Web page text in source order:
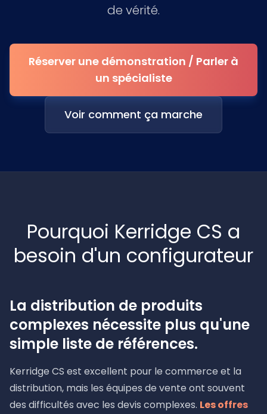
de vérité.
Réserver une démonstration / Parler à
un spécialiste
Voir comment ça marche
Pourquoi Kerridge CS a
besoin d'un configurateur
La distribution de produits
complexes nécessite plus qu'une
simple liste de références.
Kerridge CS est excellent pour le commerce et la
distribution, mais les équipes de vente ont souvent
des difficultés avec les devis complexes. Les offres